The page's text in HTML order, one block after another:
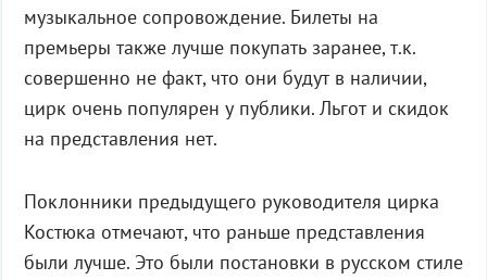
музыкальное сопровождение. Билеты на
премьеры также лучше покупать заранее, т.к.
совершенно не факт, что они будут в наличии,
цирк очень популярен у публики. Льгот и скидок
на представления нет.
Поклонники предыдущего руководителя цирка
Костюка отмечают, что раньше представления
были лучше. Это были постановки в русском стиле